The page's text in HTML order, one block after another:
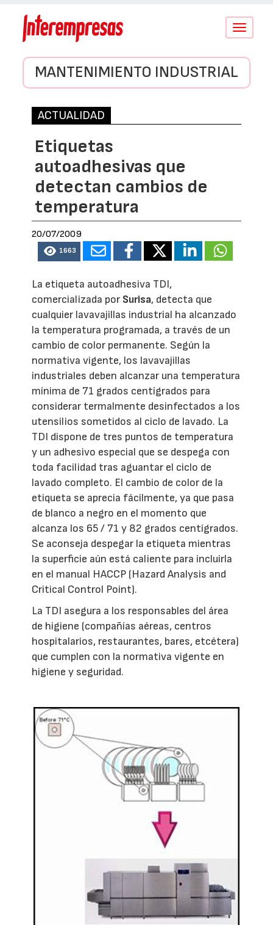
Conmutar
MANTENIMIENTO INDUSTRIAL
ACTUALIDAD
Etiquetas
autoadhesivas que
detectan cambios de
temperatura
20/07/2009
1663
La etiqueta autoadhesiva TDI,
comercializada por Surisa, detecta que
cualquier lavavajillas industrial ha alcanzado
la temperatura programada, a través de un
cambio de color permanente. Según la
normativa vigente, los lavavajillas
industriales deben alcanzar una temperatura
mínima de 71 grados centígrados para
considerar termalmente desinfectados a los
utensilios sometidos al ciclo de lavado. La
TDI dispone de tres puntos de temperatura
y un adhesivo especial que se despega con
toda facilidad tras aguantar el ciclo de
lavado completo. El cambio de color de la
etiqueta se aprecia fácilmente, ya que pasa
de blanco a negro en el momento que
alcanza los 65 / 71 y 82 grados centígrados.
Se aconseja despegar la etiqueta mientras
la superficie aún está caliente para incluirla
en el manual HACCP (Hazard Analysis and
Critical Control Point).
La TDI asegura a los responsables del área
de higiene (compañías aéreas, centros
hospitalarios, restaurantes, bares, etcétera)
que cumplen con la normativa vigente en
higiene y seguridad.